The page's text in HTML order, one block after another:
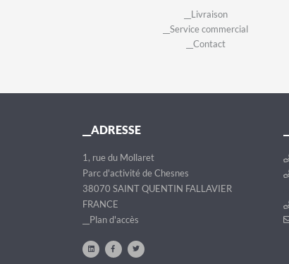
__Livraison
__Service commercial
__Contact
__ADRESSE
1, rue du Mollaret
Parc d'activité de Chesnes
38070 SAINT QUENTIN FALLAVIER
FRANCE
__Plan d'accès